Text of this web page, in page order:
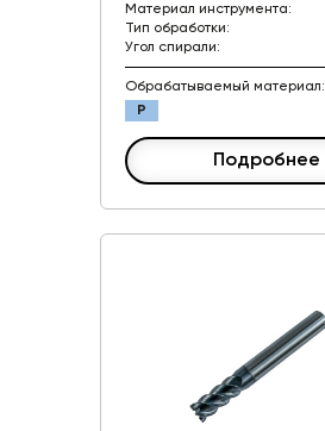
Материал инструмента:
Тип обработки:
Угол спирали:
Обрабатываемый материал:
P
Подробнее